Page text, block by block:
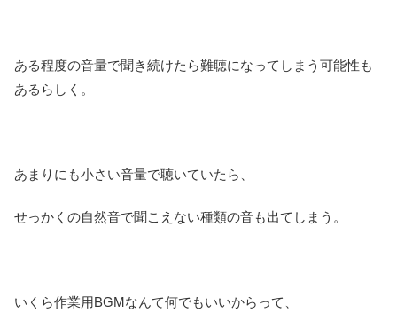
ある程度の音量で聞き続けたら難聴になってしまう可能性も
あるらしく。
あまりにも小さい音量で聴いていたら、
せっかくの自然音で聞こえない種類の音も出てしまう。
いくら作業用BGMなんて何でもいいからって、